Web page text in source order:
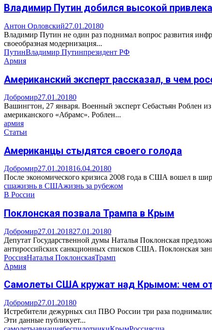
Владимир Путин добился высокой
Антон Орловский27.01.20180
Владимир Путин не один раз поднимал вопрос развития
своеобразная модернизация...
ПутинВладимир Путинпрезидент РФ
Армия
Американский эксперт рассказал, в чем
Добромир27.01.20180
Вашингтон, 27 января. Военный эксперт Себастьян Роблен
американского «Абрамс». Роблен...
армия
Статьи
Американцы стыдятся своего голода
Добромир27.01.201816.04.20180
После экономического кризиса 2008 года в США вошел в
сшажизнь в СШАжизнь за рубежом
В России
Поклонская позвала Трампа в Крым
Добромир27.01.201827.01.20180
Депутат Государственной думы Наталья Поклонская
антироссийских санкционных списков США. Поклонская
РоссияНаталья ПоклонскаяТрамп
Армия
Самолеты США кружат над Крымом: чем
Добромир27.01.20180
Истребители дежурных сил ПВО России три раза
Эти данные публикует...